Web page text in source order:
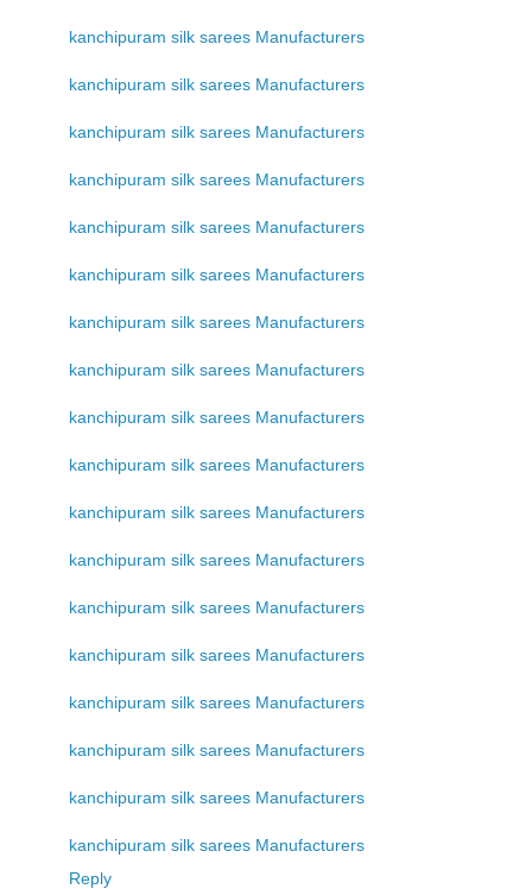
kanchipuram silk sarees Manufacturers
kanchipuram silk sarees Manufacturers
kanchipuram silk sarees Manufacturers
kanchipuram silk sarees Manufacturers
kanchipuram silk sarees Manufacturers
kanchipuram silk sarees Manufacturers
kanchipuram silk sarees Manufacturers
kanchipuram silk sarees Manufacturers
kanchipuram silk sarees Manufacturers
kanchipuram silk sarees Manufacturers
kanchipuram silk sarees Manufacturers
kanchipuram silk sarees Manufacturers
kanchipuram silk sarees Manufacturers
kanchipuram silk sarees Manufacturers
kanchipuram silk sarees Manufacturers
kanchipuram silk sarees Manufacturers
kanchipuram silk sarees Manufacturers
kanchipuram silk sarees Manufacturers
Reply